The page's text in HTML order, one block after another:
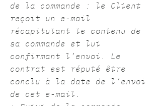
de la commande : le Client
reçoit un e-mail
récapitulant le contenu de
sa commande et lui
confirmant l’envoi. Le
contrat est réputé être
conclu à la date de l’envoi
de cet e-mail.